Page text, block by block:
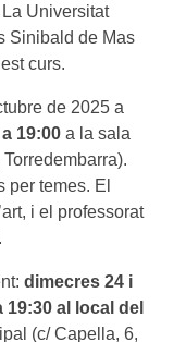
La Universitat
Sinibald de Mas
curs.
de 2025 a
19:00 a la sala
per temes. El
i el professorat
dimecres 24 i
19:30 al local del
(c/ Capella, 6,